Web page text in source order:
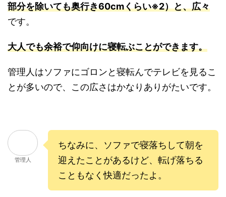
部分を除いても奥行き60cmくらい※2）と、広々
です。
大人でも余裕で仰向けに寝転ぶことができます。
管理人はソファにゴロンと寝転んでテレビを見るこ
とが多いので、この広さはかなりありがたいです。
管理人
ちなみに、ソファで寝落ちして朝を
迎えたことがあるけど、転げ落ちる
こともなく快適だったよ。